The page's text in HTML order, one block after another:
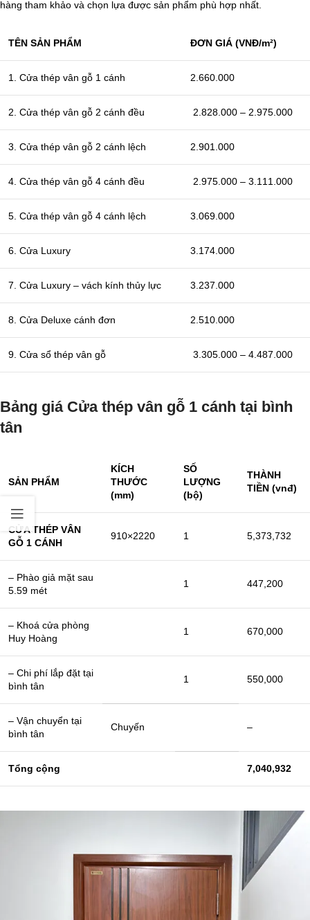
hàng tham khảo và chọn lựa được sản phẩm phù hợp nhất.
TÊN SẢN PHẨM ĐƠN GIÁ (VNĐ/m²)
1. Cửa thép vân gỗ 1 cánh 2.660.000
2. Cửa thép vân gỗ 2 cánh đều 2.828.000 – 2.975.000
3. Cửa thép vân gỗ 2 cánh lệch 2.901.000
4. Cửa thép vân gỗ 4 cánh đều 2.975.000 – 3.111.000
5. Cửa thép vân gỗ 4 cánh lệch 3.069.000
6. Cửa Luxury 3.174.000
7. Cửa Luxury – vách kính thủy lực 3.237.000
8. Cửa Deluxe cánh đơn 2.510.000
9. Cửa sổ thép vân gỗ 3.305.000 – 4.487.000
Bảng giá Cửa thép vân gỗ 1 cánh tại bình
tân
SẢN PHẨM
KÍCH
THƯỚC
(mm)
SỐ
LƯỢNG
(bộ)
THÀNH
TIỀN (vnđ)
CỬA THÉP VÂN
GỖ 1 CÁNH
910×2220 1 5,373,732
– Phào giả mặt sau
5.59 mét
1 447,200
– Khoá cửa phòng
Huy Hoàng
1 670,000
– Chi phí lắp đặt tại
bình tân
1 550,000
– Vận chuyển tại
bình tân
Chuyến –
Tổng cộng 7,040,932